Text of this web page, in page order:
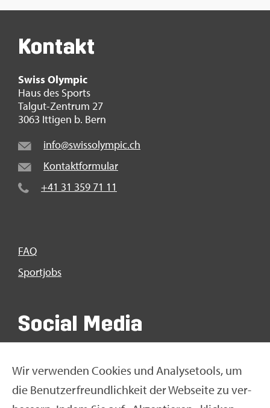
Wir ver­wen­den Coo­kies und Ana­ly­se­tools, um
die Be­nut­zer­freund­lich­keit der Web­sei­te zu ver­
Kon­takt
Swiss Olym­pic
Haus des Sports
Tal­gut-Zen­trum 27
3063 It­ti­gen b. Bern
info@​swi​ssol​ympi​c.​ch
Kon­takt­for­mu­lar
+41 31 359 71 11
FAQ
Sport­jobs
So­ci­al Media